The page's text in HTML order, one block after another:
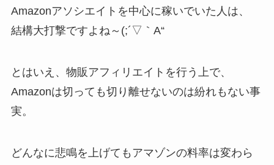
Amazonアソシエイトを中心に稼いでいた人は、
結構大打撃ですよね～(;´▽｀A“
とはいえ、物販アフィリエイトを行う上で、
Amazonは切っても切り離せないのは紛れもない事
実。
どんなに悲鳴を上げてもアマゾンの料率は変わら